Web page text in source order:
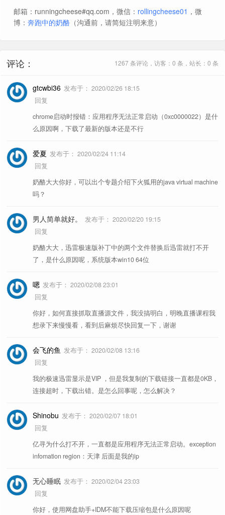
邮箱：runningcheese#qq.com，微信： rollingcheese01 ，微
博： 奔跑中的奶酪 （沟通前，请简短注明来意）
评论： 1267 条评论，访客：0 条，站长：0 条
gtcwbi36 发布于： 2020/02/26 18:15
回复
chrome启动时报错：应用程序无法正常启动（0xc0000022）是什
么原因啊，下载了最新的版本还是不行
爱夏 发布于： 2020/02/24 11:14
回复
奶酪大大你好，可以出个专题介绍下火狐用的java virtual machine
吗？
男人简单就好。 发布于： 2020/02/20 19:15
回复
奶酪大大，迅雷极速版补丁中的两个文件替换后迅雷就打不开
了，是什么原因呢，系统版本win10 64位
嗯 发布于： 2020/02/08 23:01
回复
你好，如何直接抓取直播源文件，我没搞明白，明晚直播课程我
想录下来慢慢看，看到后麻烦尽快回复一下，谢谢
会飞的鱼 发布于： 2020/02/08 13:16
回复
我的极速迅雷显示是VIP ，但是我复制的下载链接一直都是0KB，
连接超时，下载出错。是怎么回事呢，怎么解决？
Shinobu 发布于： 2020/02/07 18:01
回复
亿寻为什么打不开，一直都是应用程序无法正常启动。exception
infomation region：天津 后面是我的ip
无心睡眠 发布于： 2020/02/04 23:03
回复
你好，使用网盘助手+IDM不能下载压缩包是什么原因呢